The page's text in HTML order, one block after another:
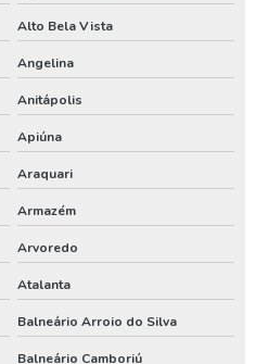
por metro
preço
Alto Bela Vista
Angelina
Anitápolis
Apiúna
Araquari
Armazém
Arvoredo
Atalanta
Balneário Arroio do Silva
Balneário Camboriú